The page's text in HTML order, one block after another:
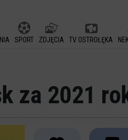
SPORT ZDJĘCIA TV OSTROŁĘKA
za 2021